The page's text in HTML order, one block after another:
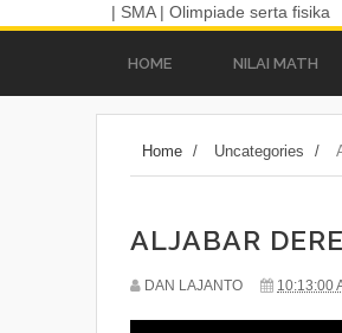
| SMA | Olimpiade serta fisika
HOME NILAI MATH
Home / Uncategories /
ALJABAR
DAN LAJANTO 10:13:00